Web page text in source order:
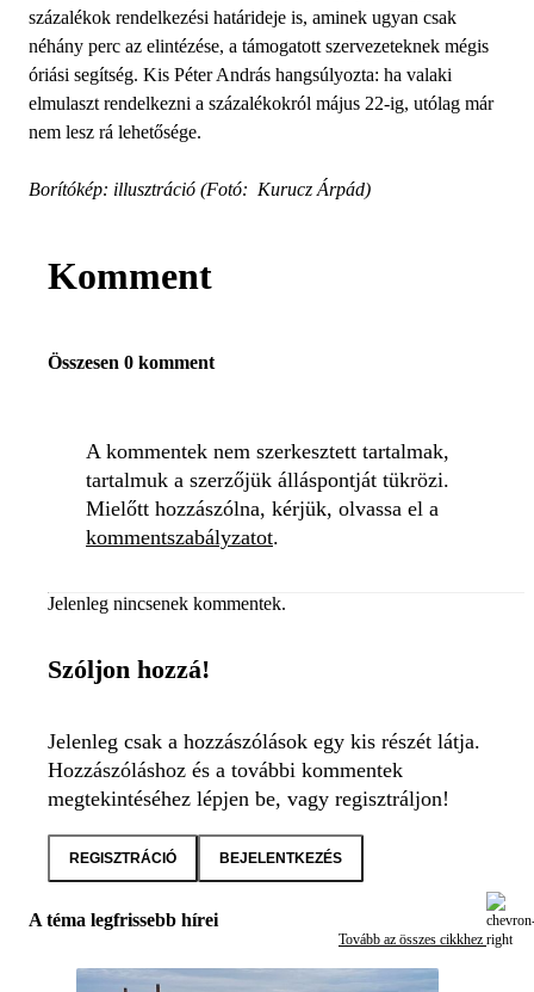
százalékok rendelkezési határideje is, aminek ugyan csak
néhány perc az elintézése, a támogatott szervezeteknek mégis
óriási segítség. Kis Péter András hangsúlyozta: ha valaki
elmulaszt rendelkezni a százalékokról május 22-ig, utólag már
nem lesz rá lehetősége.
Borítókép: illusztráció (Fotó: Kurucz Árpád)
Komment
Összesen 0 komment
A kommentek nem szerkesztett tartalmak,
tartalmuk a szerzőjük álláspontját tükrözi.
Mielőtt hozzászólna, kérjük, olvassa el a
kommentszabályzatot.
Jelenleg nincsenek kommentek.
Szóljon hozzá!
Jelenleg csak a hozzászólások egy kis részét látja.
Hozzászóláshoz és a további kommentek
megtekintéséhez lépjen be, vagy regisztráljon!
REGISZTRÁCIÓ BEJELENTKEZÉS
A téma legfrissebb hírei
Tovább az összes cikkhez